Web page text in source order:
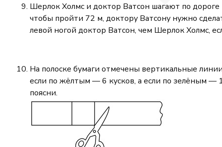
Шерлок Холмс и доктор Ватсон шагают по
чтобы пройти 72 м, доктору Ватсону нужно
левой ногой доктор Ватсон, чем Шерлок Холмс,
На полоске бумаги отмечены вертикальные
если по жёлтым — 6 кусков, а если по зелёным —
поясни.